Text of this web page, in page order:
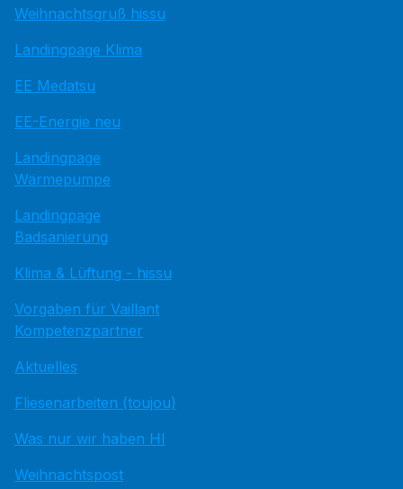
Weihnachtsgruß hissu
Landingpage Klima
EE Medatsu
EE-Energie neu
Landingpage
Wärmepumpe
Landingpage
Badsanierung
Klima & Lüftung - hissu
Vorgaben für Vaillant
Kompetenzpartner
Aktuelles
Fliesenarbeiten (toujou)
Was nur wir haben HI
Weihnachtspost